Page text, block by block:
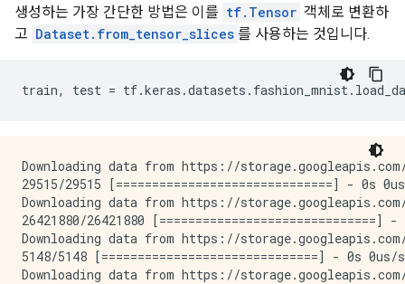
생성하는 가장 간단한 방법은 이를 tf.Tensor 객체로 변환하
고 Dataset.from_tensor_slices 를 사용하는 것입니다.
train, test = tf.keras .datasets . fashion_mnist.
Downloading data from https://
29515/29515 [==============================] - 0s
Downloading data from https://
26421880/26421880
Downloading data from https://
5148/5148 [==============================] - 0s 0us/
Downloading data from https://